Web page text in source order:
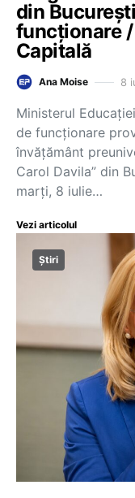
din
funcționare
Capitală
Ana Moise 8
Ministerul
de funcționare
învățământ
Carol Davila” din
marți, 8 iulie…
Vezi articolul
Știri